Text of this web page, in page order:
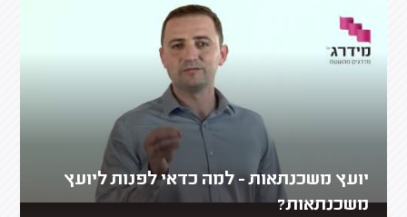
יועץ משכנתאות - למה כדאי לפנות ליועץ
משכנתאות?